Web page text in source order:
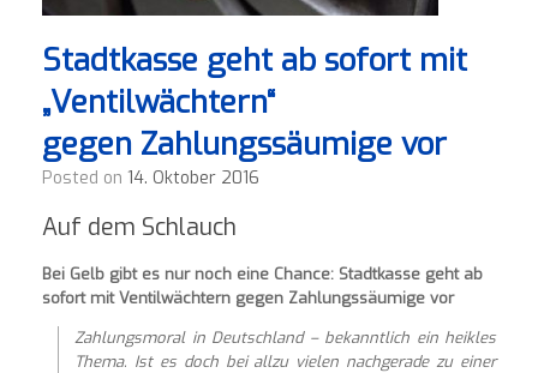
Stadtkasse geht ab sofort mit
„Ventilwächtern“
gegen Zahlungssäumige vor
Posted on 14. Oktober 2016
Auf dem Schlauch
Bei Gelb gibt es nur noch eine Chance: Stadtkasse geht ab
sofort mit Ventilwächtern gegen Zahlungssäumige vor
Zahlungsmoral in Deutschland – bekanntlich ein heikles
Thema. Ist es doch bei allzu vielen nachgerade zu einer